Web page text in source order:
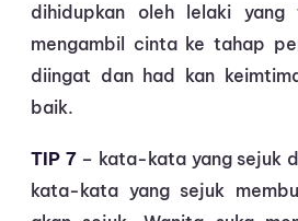
dihidupkan oleh lelaki
mengambil cinta ke tahap
diingat dan had kan
baik.
TIP 7– kata-kata yang sejuk
kata-kata yang sejuk